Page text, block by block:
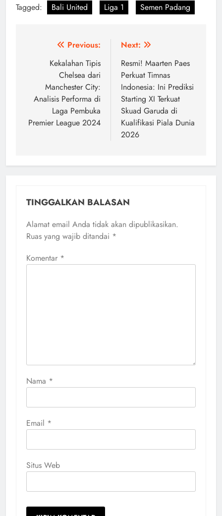
Tagged: Bali United Liga 1 Semen Padang
NavigasiPrevious:
Kekalahan Tipis
Chelsea dari
Manchester City:
Analisis Performa di
Laga Pembuka
Premier League 2024
Next:
Resmi! Maarten Paes
Perkuat Timnas
Indonesia: Ini Prediksi
Starting XI Terkuat
Skuad Garuda di
Kualifikasi Piala Dunia
2026
TINGGALKAN BALASAN
Alamat email Anda tidak akan dipublikasikan.
Ruas yang wajib ditandai *
Komentar *
Nama *
Email *
Situs Web